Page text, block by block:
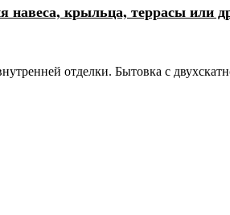
навеса, крыльца, террасы или
отделки. Бытовка с